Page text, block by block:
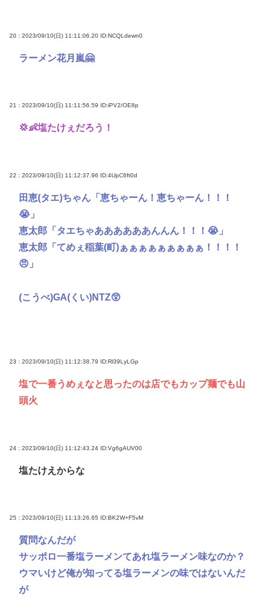
20 : 2023/09/10(日) 11:11:06.20 ID:NCQLdewn0
ラーメン花月嵐🤗
21 : 2023/09/10(日) 11:11:56.59 ID:iPV2/OE8p
💢👶塩たけぇだろう！
22 : 2023/09/10(日) 11:12:37.96 ID:4UpC6ft0d
田恵(タエ)ちゃん「恵ちゃーん！恵ちゃーん！！！
😭」
恵太郎「タエちゃああああああんんん！！！😭」
恵太郎「てめぇ稲葉(町)ぁぁぁぁぁぁぁぁぁ！！！！
😠」
(こうべ)GA(くい)NTZ😲
23 : 2023/09/10(日) 11:12:38.79 ID:Rl39LyLGp
塩で一番うめぇなと思ったのは店でもカップ麺でも山
頭火
24 : 2023/09/10(日) 11:12:43.24 ID:Vg6gAUV00
塩たけえからな
25 : 2023/09/10(日) 11:13:26.65 ID:BK2W+F5vM
質問なんだが
サッポロ一番塩ラーメンてあれ塩ラーメン味なのか？
ウマいけど俺が知ってる塩ラーメンの味ではないんだ
が